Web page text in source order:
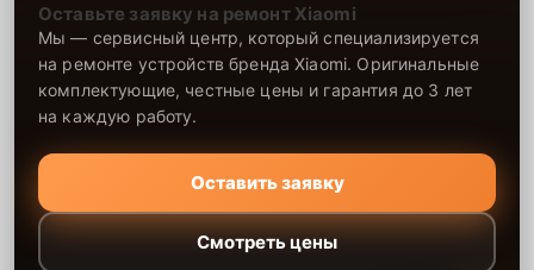
Оставьте заявку на ремонт Xiaomi
Мы — сервисный центр, который специализируется
на ремонте устройств бренда Xiaomi. Оригинальные
комплектующие, честные цены и гарантия до 3 лет
на каждую работу.
Оставить заявку
Смотреть цены